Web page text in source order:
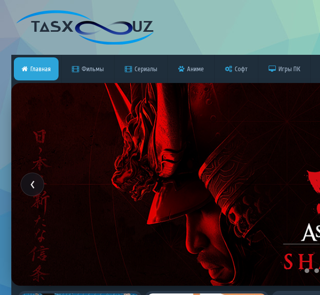
Главная Фильмы Сериалы Аниме Софт Игры ПК